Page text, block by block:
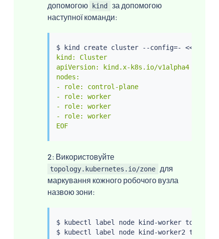
допомогою
kind
за допомогою
наступної команди:
$ kind create cluster --config=- <<
kind: Cluster
apiVersion: kind.x-k8s.io/v1alpha4
nodes:
- role: control-plane
- role: worker
- role: worker
- role: worker
EOF
2: Використовуйте
topology.kubernetes.io/zone
для
маркування кожного робочого вузла
назвою зони:
$ kubectl label node kind-worker
$
kubectl label node kind-worker2